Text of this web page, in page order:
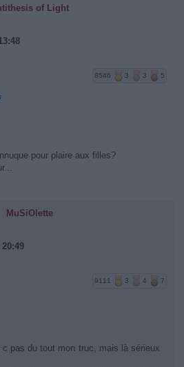
of Light
8546 3 3 5
pour plaire aux filles?
MuSiOlette
9111 3 4 7
pas du tout mon truc, mais là sérieux